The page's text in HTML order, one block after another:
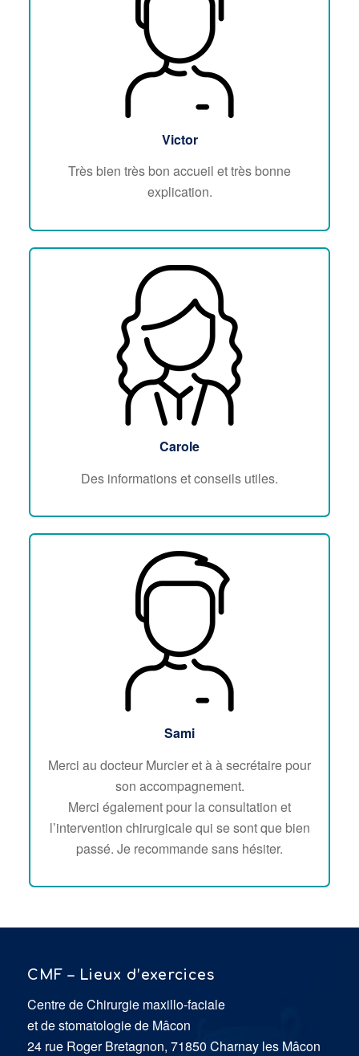
Victor
Très bien très bon accueil et très bonne
explication.
Carole
Des informations et conseils utiles.
Sami
Merci au docteur Murcier et à à secrétaire pour
son accompagnement.
Merci également pour la consultation et
l’intervention chirurgicale qui se sont que bien
passé. Je recommande sans hésiter.
CMF – Lieux d’exercices
Centre de Chirurgie maxillo-faciale
et de stomatologie de Mâcon
24 rue Roger Bretagnon, 71850 Charnay les Mâcon